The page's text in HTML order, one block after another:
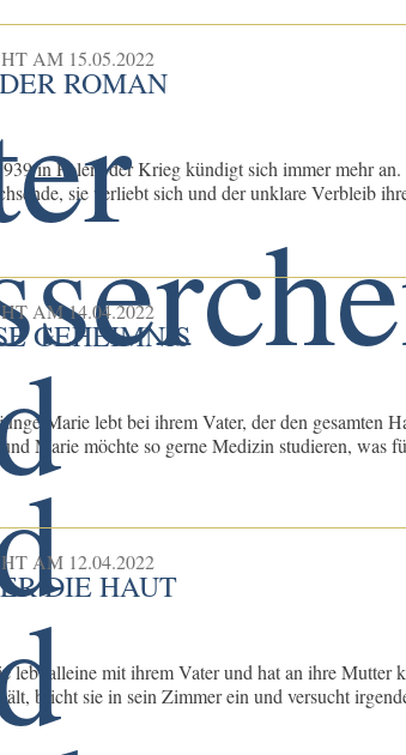
AM 15.05.2022
ROMAN
in Polen, der Krieg kündigt sich immer mehr an.
sie verliebt sich und der unklare Verbleib
AM14.04.2022
GEHEIMNIS
Marie lebt bei ihrem Vater, der den gesamten
Marie möchte so gerne Medizin studieren, was
AM 12.04.2022
DIE HAUT
lebt alleine mit ihrem Vater und hat an ihre Mutter
bricht sie in sein Zimmer ein und versucht